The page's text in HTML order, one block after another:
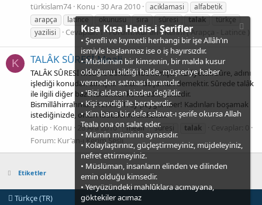
türkislam74 Konu 30 Ara 2010 aciklamasi
alfabetik
arapça
latince okunusu sıra sûresi talak
türkçe
yazilisi
Cevaplar: 1 Forum:Kur'an-ı Kerim ( Arapça - Latince )
K TALÂK SÛRESİ Meali
TALÂK SÛRESİ Medine döneminde inmiştir. 12 âyettir. Sûre, adını
işlediği konudan almıştır. “Talâk“ boşamak demektir. Sûrede talâk
ile ilgili diğer bazı hükümler konu edilmektedir.
Bismillâhirrahmânirrahîm. 1. Ey peygamber! Kadınları boşamak
istediğinizde, onları iddetlerini dikkate...
katip Konu 28 Ara 2010 meali sûresi talak
Forum: Kur'an-ı Kerim Sesli
Etiketler
Türkçe (TR)
Kısa Kısa Hadis-i Şerifler
• Şerefli ve kıymetli herhangi bir işe Allâh’ın
ismiyle başlanmaz ise o iş hayırsızdır.
• Müslüman bir kimsenin, bir malda kusur
olduğunu bildiği halde, müşteriye haber
vermeden satması haramdır.
• 'Bizi aldatan bizden değildir.
• Kişi sevdiği ile beraberdir.
• Kim bana bir defa salavat-ı şerife okursa Allah
Teala ona on salat eder.
• Mümin müminin aynasıdır.
• Kolaylaştırınız, güçleştirmeyiniz, müjdeleyiniz,
nefret ettirmeyiniz.
• Müslüman, insanların elinden ve dilinden
emin olduğu kimsedir.
• Yeryüzündeki mahlûklara acımayana,
göktekiler acımaz